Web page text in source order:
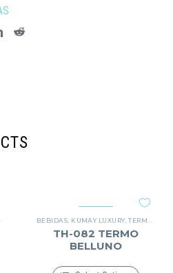
BEBIDAS KUMAY LUXURY ,TERMO METÁLICO
TH-082 TERMO
BELLUNO